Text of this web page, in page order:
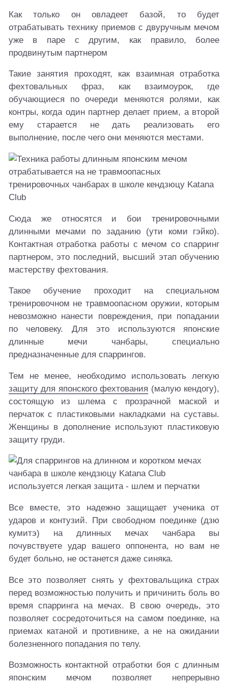
Как только он овладеет базой, то будет
отрабатывать технику приемов с двуручным мечом
уже в паре с другим, как правило, более
продвинутым партнером
Такие занятия проходят, как взаимная отработка
фехтовальных фраз, как взаимоурок, где
обучающиеся по очереди меняются ролями, как
контры, когда один партнер делает прием, а второй
ему старается не дать реализовать его
выполнение, после чего они меняются местами.
Сюда же относятся и бои тренировочными
длинными мечами по заданию (ути коми гэйко).
Контактная отработка работы с мечом со спарринг
партнером, это последний, высший этап обучению
мастерству фехтования.
Такое обучение проходит на специальном
тренировочном не травмоопасном оружии, которым
невозможно нанести повреждения, при попадании
по человеку. Для это используются японские
длинные мечи чанбары, специально
предназначенные для спаррингов.
Тем не менее, необходимо использовать легкую
защиту для японского фехтования (малую кендогу),
состоящую из шлема с прозрачной маской и
перчаток с пластиковыми накладками на суставы.
Женщины в дополнение используют пластиковую
защиту груди.
Все вместе, это надежно защищает ученика от
ударов и контузий. При свободном поединке (дзю
кумитэ) на длинных мечах чанбара вы
почувствуете удар вашего оппонента, но вам не
будет больно, не останется даже синяка.
Все это позволяет снять у фехтовальщика страх
перед возможностью получить и причинить боль во
время спарринга на мечах. В свою очередь, это
позволяет сосредоточиться на самом поединке, на
приемах катаной и противнике, а не на ожидании
болезненного попадания по телу.
Возможность контактной отработки боя с длинным
японским мечом позволяет непрерывно